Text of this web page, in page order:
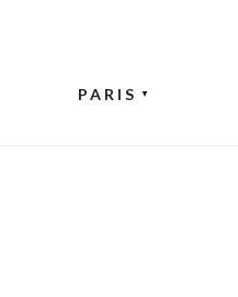
PARIS ▼